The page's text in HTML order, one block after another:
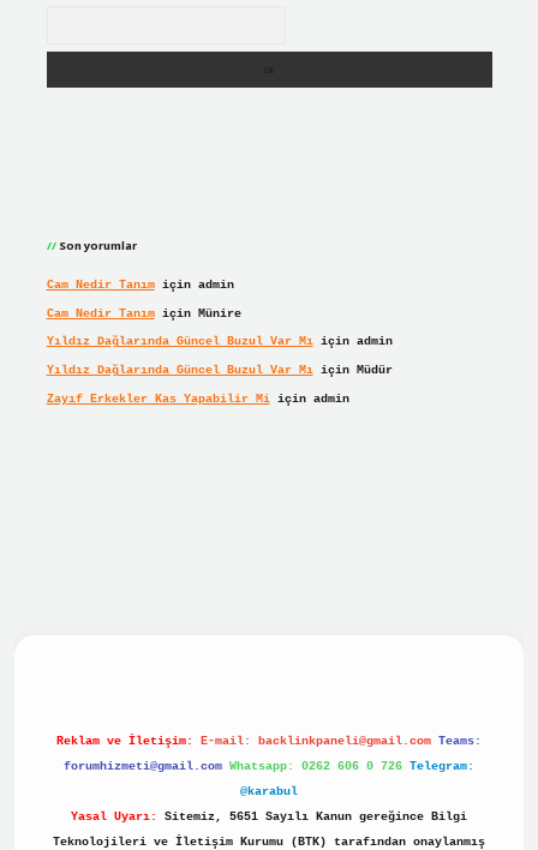
Son yorumlar
Cam Nedir Tanımiçin admin
Cam Nedir Tanımiçin Münire
Yıldız Dağlarında Güncel Buzul Var Mıiçin admin
Yıldız Dağlarında Güncel Buzul Var Mıiçin Müdür
Zayıf Erkekler Kas Yapabilir Miiçin admin
Reklam ve İletişim: E-mail: backlinkpaneli@gmail.com Teams:
forumhizmeti@gmail.com Whatsapp: 0262 606 0 726 Telegram:
@karabul
Yasal Uyarı:
Sitemiz, 5651 Sayılı Kanun gereğince Bilgi
Teknolojileri ve İletişim Kurumu (BTK) tarafından onaylanmış